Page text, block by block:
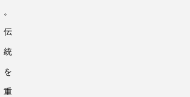
。
伝
統
を
重